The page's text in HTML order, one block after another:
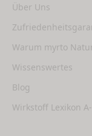
Über Uns
Warum myrto
Wissenswertes
Blog
Wirkstoff Lexikon